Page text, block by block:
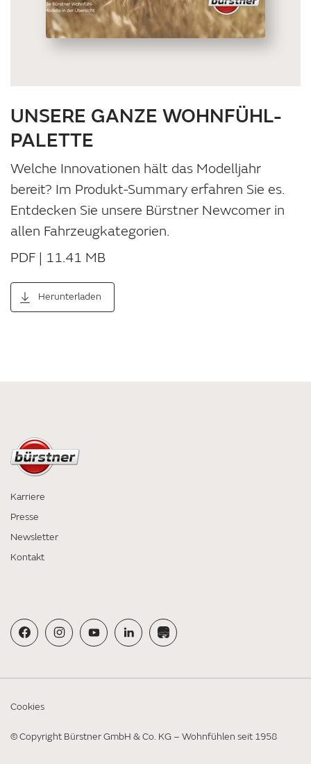
UNSERE GANZE WOHNFÜHL-
PALETTE
Welche Innovationen hält das Modelljahr
bereit? Im Produkt-Summary erfahren Sie es.
Entdecken Sie unsere Bürstner Newcomer in
allen Fahrzeugkategorien.
PDF | 11.41 MB
Herunterladen
Karriere
Presse
Newsletter
Kontakt
Cookies
© Copyright Bürstner GmbH & Co. KG – Wohnfühlen seit 1958